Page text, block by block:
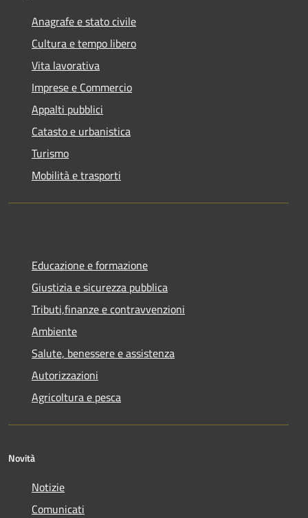
Anagrafe e stato civile
Cultura e tempo libero
Vita lavorativa
Imprese e Commercio
Appalti pubblici
Catasto e urbanistica
Turismo
Mobilità e trasporti
Educazione e formazione
Giustizia e sicurezza pubblica
Tributi,finanze e contravvenzioni
Ambiente
Salute, benessere e assistenza
Autorizzazioni
Agricoltura e pesca
Novità
Notizie
Comunicati